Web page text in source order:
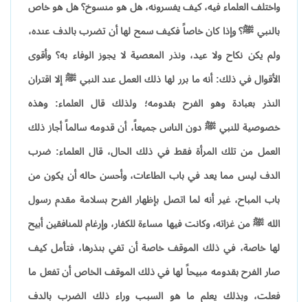
واختلف العلماء فيه، كيف يفسرونه، هل هو منسوخ؟ هل هو خاص
بالنبي ﷺ؟ وإذا كان خاصاً فكيف سمح لها أن تضرب بالدف عنده،
ولم يكن نكاح ولا عيد، ونذر المعصية لا يجوز الوفاء به؟ وأقوى
الأقوال في ذلك: أنه ما برر لها ذلك العمل عند النبي ﷺ إلا اقتران
النذر بعبادة وهو الفرح بقدومه؛ ولذلك قال العلماء: وهذه
خصوصية للنبي ﷺ دون الناس جميعاً، أن قدومه سالماً أجاز ذلك
العمل من تلك المرأة فقط في ذلك الحال، قال العلماء: ضرب
الدف ليس مما يعد في باب الطاعات، وأحسن حاله أن يكون من
باب المباح، غير أنه لما اتصل بإظهار الفرح بسلامة مقدم رسول
الله ﷺ من غزاته، وكانت فيها مساءة للكفار، وإرغام للمنافقين أبيح
لها خاصة، في ذلك الموقف خاصة أن تفي بنذرها، فتأمل كيف
صار الفرح بقدومه مبيحاً لها في ذلك الموقف الخاص أن تفعل ما
فعلت، وبذلك يعلم ما هو السبب وراء ذلك الضرب بالدف